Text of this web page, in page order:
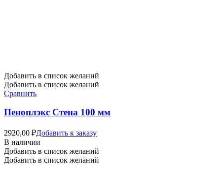
Добавить в список желаний
Добавить в список желаний
Сравнить
Пеноплэкс Стена 100 мм
2920,00 ₽Добавить к заказу
В наличии
Добавить в список желаний
Добавить в список желаний